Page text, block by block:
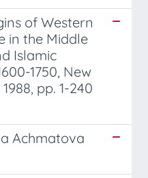
of Western
in the Middle
Islamic
1750, New
pp. 1-240
Achmatova